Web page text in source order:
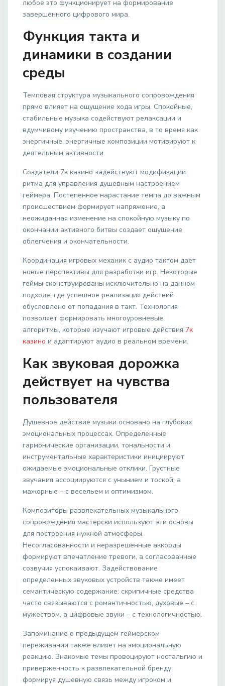
любое это функционирует на формирование
завершенного цифрового мира.
Функция такта и
динамики в создании
среды
Темповая структура музыкального сопровождения
прямо влияет на ощущение хода игры. Спокойные,
стабильные музыка содействуют релаксации и
вдумчивому изучению пространства, в то время как
энергичные, энергичные композиции мотивируют к
деятельным активности.
Создатели 7к казино задействуют модификации
ритма для управления душевным настроением
геймера. Постепенное нарастание темпа до важным
происшествием формирует напряжение, а
неожиданная изменение на спокойную музыку по
окончании активного битвы создает ощущение
облегчения и окончательности.
Координация игровых механик с аудио тактом дает
новые перспективы для разработки игр. Некоторые
геймы сконструированы исключительно на данном
подходе, где успешное реализация действий
обусловлено от попадания в такт. Технология
позволяет формировать многоуровневые
алгоритмы, которые изучают игровые действия 7к
казино и адаптируют аудио в реальном времени.
Как звуковая дорожка
действует на чувства
пользователя
Душевное действие музыки основано на глубоких
эмоциональных процессах. Определенные
гармонические организации, тональности и
инструментальные характеристики инициируют
ожидаемые эмоциональные отклики. Грустные
звучания ассоциируются с унынием и тоской, а
мажорные – с весельем и оптимизмом.
Композиторы развлекательных музыкального
сопровождения мастерски используют эти основы
для построения нужной атмосферы.
Несогласованности и неразрешенные аккорды
формируют впечатление тревоги, а согласованные
созвучия успокаивают. Задействование
определенных звуковых устройств также имеет
семантическую содержание: скрипичные средства
часто связываются с романтичностью, духовые – с
мужеством, а цифровые звуки – с технологичностью.
Запоминание о предыдущем геймерском
переживании также влияет на эмоциональную
реакцию. Знакомые темы провоцируют ностальгию и
приверженность к развлекательной бренду,
формируя душевную связь между игроком и